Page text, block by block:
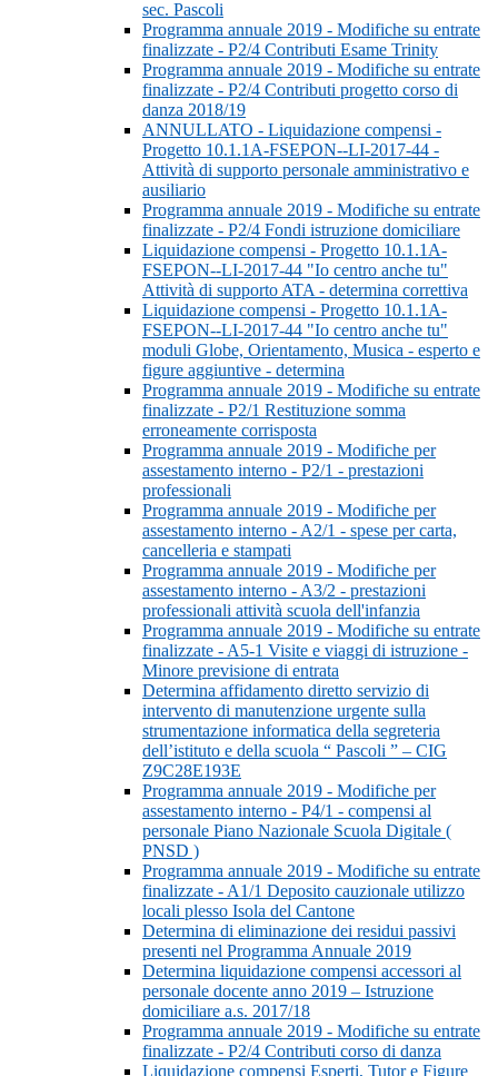
sec. Pascoli
Programma annuale 2019 - Modifiche su entrate
finalizzate - P2/4 Contributi Esame Trinity
Programma annuale 2019 - Modifiche su entrate
finalizzate - P2/4 Contributi progetto corso di
danza 2018/19
ANNULLATO - Liquidazione compensi -
Progetto 10.1.1A-FSEPON--LI-2017-44 -
Attività di supporto personale amministrativo e
ausiliario
Programma annuale 2019 - Modifiche su entrate
finalizzate - P2/4 Fondi istruzione domiciliare
Liquidazione compensi - Progetto 10.1.1A-
FSEPON--LI-2017-44 "Io centro anche tu"
Attività di supporto ATA - determina correttiva
Liquidazione compensi - Progetto 10.1.1A-
FSEPON--LI-2017-44 "Io centro anche tu"
moduli Globe, Orientamento, Musica - esperto e
figure aggiuntive - determina
Programma annuale 2019 - Modifiche su entrate
finalizzate - P2/1 Restituzione somma
erroneamente corrisposta
Programma annuale 2019 - Modifiche per
assestamento interno - P2/1 - prestazioni
professionali
Programma annuale 2019 - Modifiche per
assestamento interno - A2/1 - spese per carta,
cancelleria e stampati
Programma annuale 2019 - Modifiche per
assestamento interno - A3/2 - prestazioni
professionali attività scuola dell'infanzia
Programma annuale 2019 - Modifiche su entrate
finalizzate - A5-1 Visite e viaggi di istruzione -
Minore previsione di entrata
Determina affidamento diretto servizio di
intervento di manutenzione urgente sulla
strumentazione informatica della segreteria
dell’istituto e della scuola “ Pascoli ” – CIG
Z9C28E193E
Programma annuale 2019 - Modifiche per
assestamento interno - P4/1 - compensi al
personale Piano Nazionale Scuola Digitale (
PNSD )
Programma annuale 2019 - Modifiche su entrate
finalizzate - A1/1 Deposito cauzionale utilizzo
locali plesso Isola del Cantone
Determina di eliminazione dei residui passivi
presenti nel Programma Annuale 2019
Determina liquidazione compensi accessori al
personale docente anno 2019 – Istruzione
domiciliare a.s. 2017/18
Programma annuale 2019 - Modifiche su entrate
finalizzate - P2/4 Contributi corso di danza
Liquidazione compensi Esperti, Tutor e Figure